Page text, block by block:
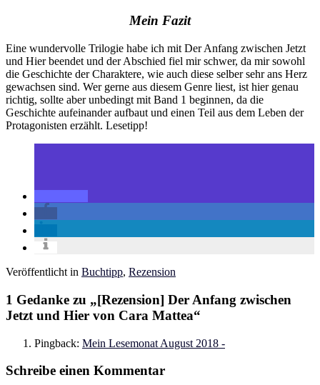
Mein Fazit
Eine wundervolle Trilogie habe ich mit Der Anfang zwischen Jetzt
und Hier beendet und der Abschied fiel mir schwer, da mir sowohl
die Geschichte der Charaktere, wie auch diese selber sehr ans Herz
gewachsen sind. Wer gerne aus diesem Genre liest, ist hier genau
richtig, sollte aber unbedingt mit Band 1 beginnen, da die
Geschichte aufeinander aufbaut und einen Teil aus dem Leben der
Protagonisten erzählt. Lesetipp!
Veröffentlicht in Buchtipp, Rezension
1 Gedanke zu „[Rezension] Der Anfang zwischen
Jetzt und Hier von Cara Mattea“
Pingback: Mein Lesemonat August 2018 -
Schreibe einen Kommentar